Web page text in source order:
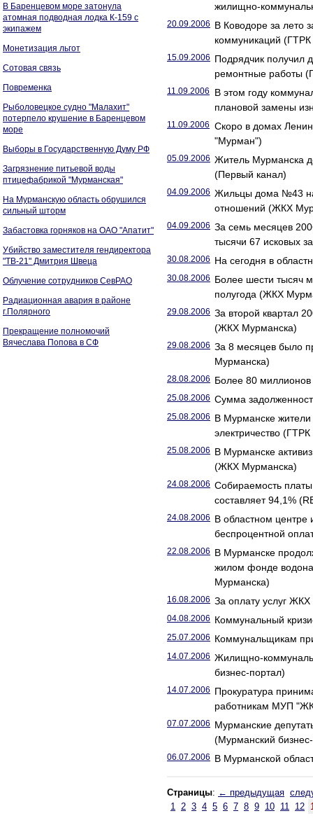
В Баренцевом море затонула
атомная подводная лодка К-159 с
экипажем
Монетизация льгот
Сотовая связь
Повременка
Рыболовецкое судно "Малахит"
потерпело крушение в Баренцевом
море
Выборы в Государственную Думу РФ
Загрязнение питьевой воды
птицефабрикой "Мурманская"
На Мурманскую область обрушился
сильный шторм
Забастовка горняков на ОАО "Апатит"
Убийство заместителя гендиректора
"ТВ-21" Дмитрия Швеца
Облучение сотрудников СевРАО
Радиационная авария в районе
г.Полярного
Прекращение полномочий
Вячеслава Попова в СФ
жилищно-
20.09.2006 В Ководоре за лето
коммуникаций
15.09.2006 Подрядчик получил
ремонтные работы
11.09.2006
В этом году
плановой замены
11.09.2006 Скоро в домах
"Мурман")
05.09.2006 Житель Мурманска
(Первый канал)
04.09.2006 Жильцы дома №43 на
отношений (ЖКХ
04.09.2006 За семь месяцев
тысячи 67 исковых
30.08.2006 На сегодня в
30.08.2006 Более шести тысяч
полугода (ЖКХ
29.08.2006 За второй квартал
(ЖКХ Мурманска)
29.08.2006 За 8 месяцев было
Мурманска)
28.08.2006 Более 80
25.08.2006 Сумма
25.08.2006 В Мурманске жители
электричество
25.08.2006 В Мурманске
(ЖКХ Мурманска)
24.08.2006 Собираемость
составляет 94,1%
24.08.2006 В областном центре
беспроцентной
22.08.2006 В Мурманске
жилом фонде
Мурманска)
16.08.2006 За оплату услуг
04.08.2006 Коммунальный
25.07.2006 Коммунальщикам
14.07.2006 Жилищно-
бизнес-портал)
14.07.2006 Прокуратура
работникам МУП
07.07.2006 Мурманские
(Мурманский
06.07.2006 В Мурманской
Страницы: ← предыдущая
1 2 3 4 5 6 7 8 9 10 11 12